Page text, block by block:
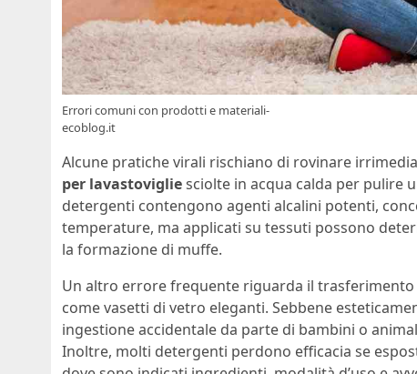
Errori comuni con prodotti e materiali-
ecoblog.it
Alcune pratiche virali rischiano di rovinare
per lavastovigliesciolte in acqua calda per pulire
detergenti contengono agenti alcalini potenti,
temperature, ma applicati su tessuti possono
la formazione di muffe.
Un altro errore frequente riguarda il
come vasetti di vetro eleganti. Sebbene
ingestione accidentale da parte di bambini o
Inoltre, molti detergenti perdono efficacia se